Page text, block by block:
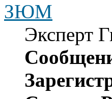
ЗЮМ
Эксперт